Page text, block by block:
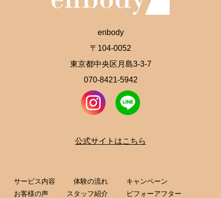
enbody
〒104-0052
東京都中央区月島3-3-7
070-8421-5942
公式サイトはこちら
サービス内容 体験の流れ
キャンペーン
お客様の声
スタッフ紹介
ビフォーアフター